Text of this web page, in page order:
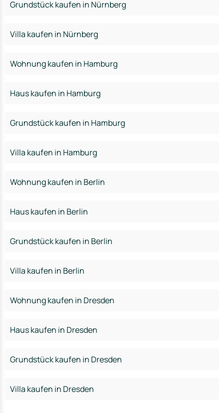
Grundstück kaufen in Nürnberg
Villa kaufen in Nürnberg
Wohnung kaufen in Hamburg
Haus kaufen in Hamburg
Grundstück kaufen in Hamburg
Villa kaufen in Hamburg
Wohnung kaufen in Berlin
Haus kaufen in Berlin
Grundstück kaufen in Berlin
Villa kaufen in Berlin
Wohnung kaufen in Dresden
Haus kaufen in Dresden
Grundstück kaufen in Dresden
Villa kaufen in Dresden